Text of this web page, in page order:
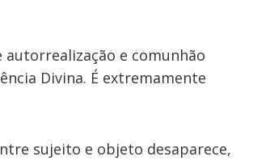
autorrealização e comunhão
Divina. É extremamente
sujeito e objeto desaparece,